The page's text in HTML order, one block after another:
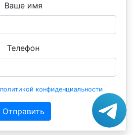
Ваше имя
Телефон
политикой конфиденциальности
Отправить